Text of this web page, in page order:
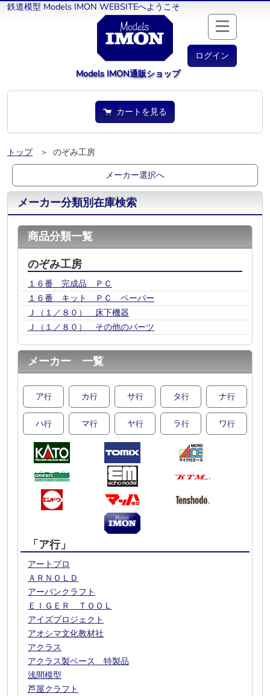
鉄道模型 Models IMON WEBSITEへようこそ
ログイン
Models IMON通販ショップ
カートを見る
トップ
＞ のぞみ工房
メーカー選択へ
メーカー分類別在庫検索
商品分類一覧
のぞみ工房
１６番 完成品 ＰＣ
１６番 キット ＰＣ ペーパー
Ｊ（１／８０） 床下機器
Ｊ（１／８０） その他のパーツ
メーカー 一覧
ア行 カ行 サ行 タ行 ナ行
ハ行 マ行 ヤ行 ラ行 ワ行
「ア行」
アートプロ
ＡＲＮＯＬＤ
アーバンクラフト
ＥＩＧＥＲ ＴＯＯＬ
アイズプロジェクト
アオシマ文化教材社
アクラス
アクラス製ベース 特製品
浅間模型
芦屋クラフト